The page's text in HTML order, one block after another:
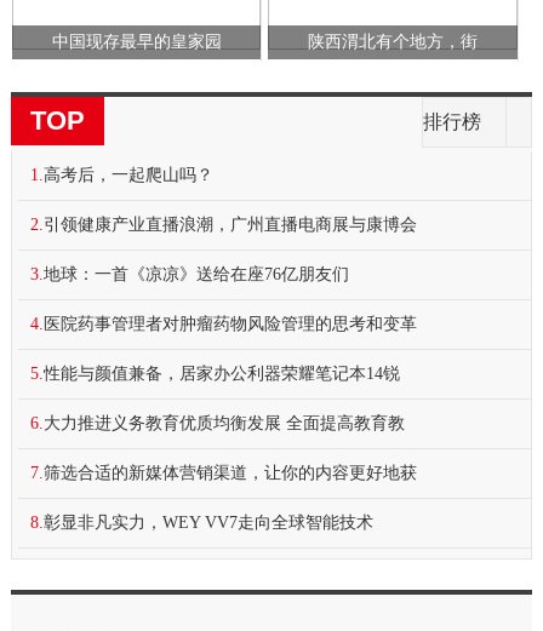
中国现存最早的皇家园 陕西渭北有个地方，街
TOP 排行榜
1. 高考后，一起爬山吗？
2. 引领健康产业直播浪潮，广州直播电商展与康博会
3. 地球：一首《凉凉》送给在座76亿朋友们
4. 医院药事管理者对肿瘤药物风险管理的思考和变革
5. 性能与颜值兼备，居家办公利器荣耀笔记本14锐
6. 大力推进义务教育优质均衡发展 全面提高教育教
7. 筛选合适的新媒体营销渠道，让你的内容更好地获
8. 彰显非凡实力，WEY VV7走向全球智能技术